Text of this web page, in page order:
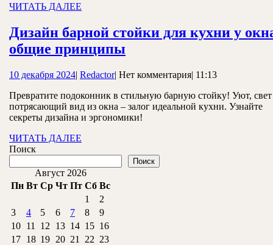
ЧИТАТЬ ДАЛЕЕ
Дизайн барной стойки для кухни у
общие принципы
стойки
для
кухни
общие
10 декабря 202410
2024
| RedactorRedactor
| Нет комментария| 11:13
Превратите подоконник в стильную барную стойку! Уют,
потрясающий вид из окна – залог идеальной кухни. Узнайте
секреты дизайна и эргономики!
ЧИТАТЬ ДАЛЕЕ
Поиск
Поиск
Август 2026
Пн Вт Ср Чт Пт Сб Вс
1
2
3
4 5 6 7 8
9
10 11 12 13 14 15 16
17 18 19 20 21 22 23